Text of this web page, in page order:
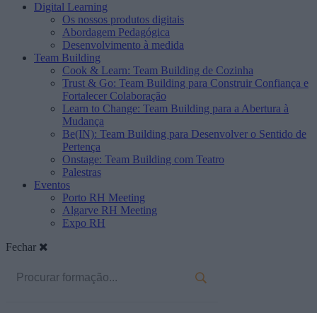
Digital Learning
Os nossos produtos digitais
Abordagem Pedagógica
Desenvolvimento à medida
Team Building
Cook & Learn: Team Building de Cozinha
Trust & Go: Team Building para Construir Confiança e
Fortalecer Colaboração
Learn to Change: Team Building para a Abertura à
Mudança
Be(IN): Team Building para Desenvolver o Sentido de
Pertença
Onstage: Team Building com Teatro
Palestras
Eventos
Porto RH Meeting
Algarve RH Meeting
Expo RH
Fechar